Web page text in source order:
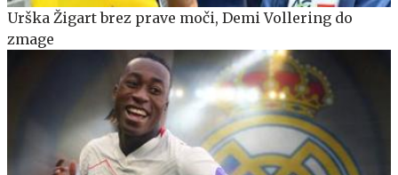
Urška Žigart brez prave moči, Demi Vollering do
zmage